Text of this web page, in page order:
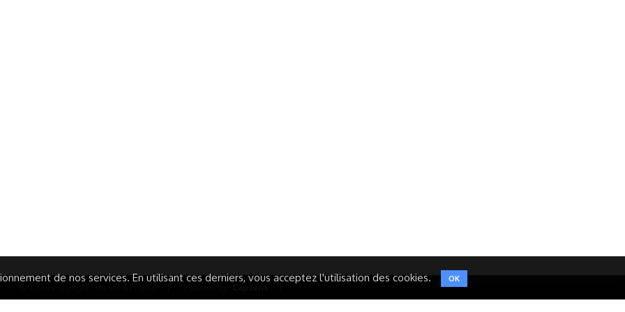
de nos services. En utilisant ces derniers, vous acceptez l'utilisation des cookies. OK